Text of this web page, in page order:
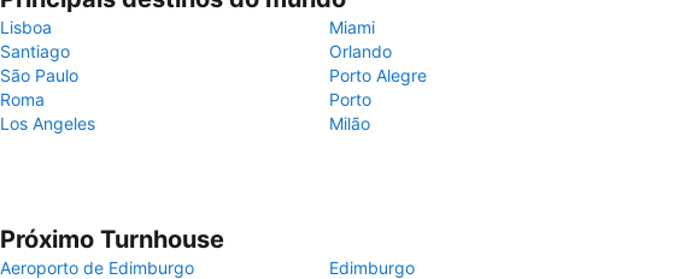
Lisboa
Miami
Santiago
Orlando
São Paulo
Porto Alegre
Roma
Porto
Los Angeles
Milão
Próximo Turnhouse
Aeroporto de Edimburgo Edimburgo